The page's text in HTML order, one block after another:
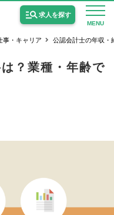
MENU
求人を探す
国公認会計士）の求人
事・キャリア 公認会計士の年収・
？業種・年齢で